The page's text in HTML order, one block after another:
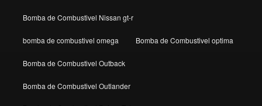
Bomba de Combustivel Nissan gt-r
bomba de combustivel omega Bomba de Combustivel optima
Bomba de Combustivel Outback
Bomba de Combustivel Outlander